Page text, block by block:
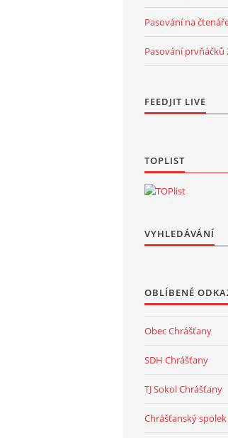
Pasování na
Pasování prvňáčků
FEEDJIT LIVE
TOPLIST
VYHLEDÁVÁNÍ
OBLÍBENÉ
Obec Chrášťany
SDH Chrášťany
TJ Sokol Chrášťany
Chrášťanský